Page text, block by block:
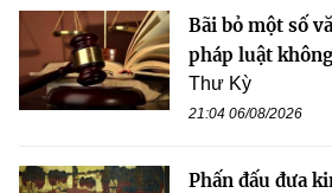
Bãi bỏ một số
pháp luật
Thư Kỳ
21:04 06/08/2026
Phấn đấu đưa